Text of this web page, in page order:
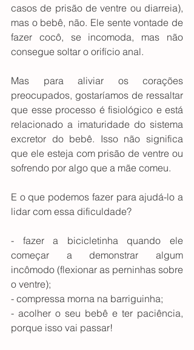
casos de prisão de ventre ou diarreia),
mas o bebê, não. Ele sente vontade de
fazer cocô, se incomoda, mas não
consegue soltar o orifício anal.
Mas para aliviar os corações
preocupados, gostaríamos de ressaltar
que esse processo é fisiológico e está
relacionado a imaturidade do sistema
excretor do bebê. Isso não significa
que ele esteja com prisão de ventre ou
sofrendo por algo que a mãe comeu.
E o que podemos fazer para ajudá-lo a
lidar com essa dificuldade?
- fazer a bicicletinha quando ele
começar a demonstrar algum
incômodo (flexionar as perninhas sobre
o ventre);
- compressa morna na barriguinha;
- acolher o seu bebê e ter paciência,
porque isso vai passar!